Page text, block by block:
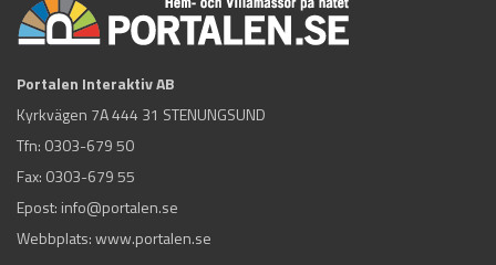
Portalen Interaktiv AB
Kyrkvägen 7A 444 31 STENUNGSUND
Tfn: 0303-679 50
Fax: 0303-679 55
Epost: info@portalen.se
Webbplats: www.portalen.se